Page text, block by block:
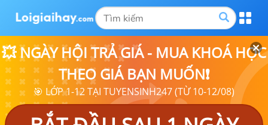
💥 NGÀY HỘI TRẢ GIÁ - MUA KHOÁ HỌC
THEO GIÁ BẠN MUỐN❗
🎯 LỚP 1-12 TẠI TUYENSINH247 (TỪ 10-12/08)